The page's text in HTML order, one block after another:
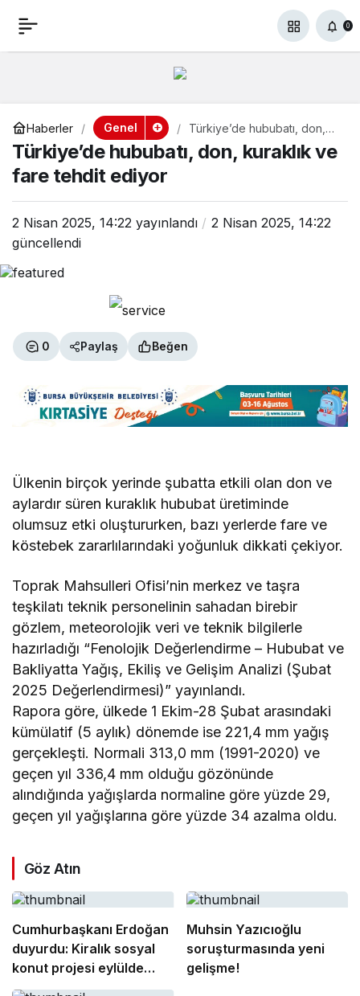
0
Haberler Genel
Türkiye’de hububatı, don,
kuraklık ve fare tehdit
ediyor
Türkiye’de hububatı, don, kuraklık ve
fare tehdit ediyor
2 Nisan 2025, 14:22 yayınlandı
2 Nisan 2025, 14:22
güncellendi
0 Paylaş Beğen
Ülkenin birçok yerinde şubatta etkili olan don ve
aylardır süren kuraklık hububat üretiminde
olumsuz etki oluştururken, bazı yerlerde fare ve
köstebek zararlılarındaki yoğunluk dikkati çekiyor.
Toprak Mahsulleri Ofisi’nin merkez ve taşra
teşkilatı teknik personelinin sahadan birebir
gözlem, meteorolojik veri ve teknik bilgilerle
hazırladığı “Fenolojik Değerlendirme – Hububat ve
Bakliyatta Yağış, Ekiliş ve Gelişim Analizi (Şubat
2025 Değerlendirmesi)” yayınlandı.
Rapora göre, ülkede 1 Ekim-28 Şubat arasındaki
kümülatif (5 aylık) dönemde ise 221,4 mm yağış
gerçekleşti. Normali 313,0 mm (1991-2020) ve
geçen yıl 336,4 mm olduğu gözönünde
alındığında yağışlarda normaline göre yüzde 29,
geçen yıl yağışlarına göre yüzde 34 azalma oldu.
Göz Atın
Cumhurbaşkanı Erdoğan
duyurdu: Kiralık sosyal
konut projesi eylülde
başlıyor
Muhsin Yazıcıoğlu
soruşturmasında yeni
gelişme!
Türkiye’de hububatı, 0 Paylaş